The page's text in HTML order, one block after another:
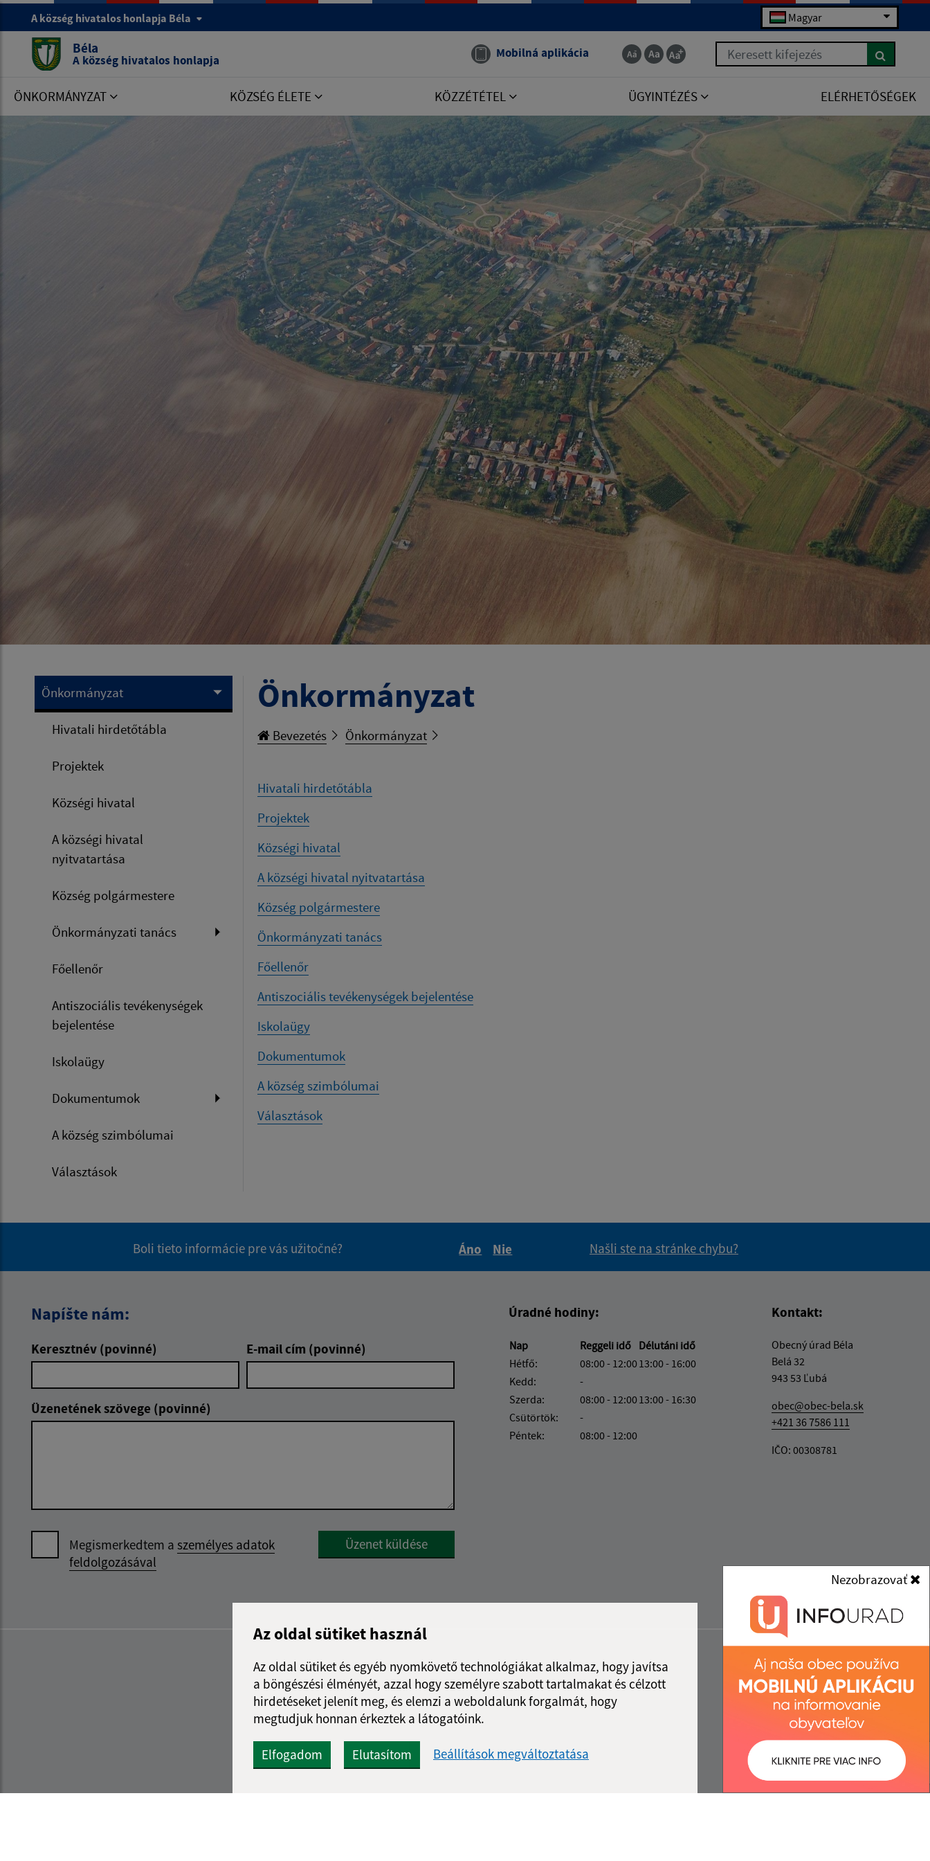
Az oldal sütiket használ
Az oldal sütiket és egyéb nyomkövető technológiákat alkalmaz, hogy javítsa
a böngészési élményét, azzal hogy személyre szabott tartalmakat és célzott
hirdetéseket jelenít meg, és elemzi a weboldalunk forgalmát, hogy
megtudjuk honnan érkeztek a látogatóink.
Elfogadom Elutasítom Beállítások megváltoztatása
Nezobrazovať
A község hivatalos honlapja Béla Magyar
Béla
A község hivatalos honlapja Mobilná aplikácia Keresett kifejezés
ÖNKORMÁNYZAT KÖZSÉG ÉLETE KÖZZÉTÉTEL ÜGYINTÉZÉS ELÉRHETŐSÉGEK
Önkormányzat
Hivatali hirdetőtábla
Projektek
Községi hivatal
A községi hivatal
nyitvatartása
Község polgármestere
Önkormányzati tanács
Főellenőr
Antiszociális tevékenységek
bejelentése
Iskolaügy
Dokumentumok
A község szimbólumai
Választások
Önkormányzat
Bevezetés Önkormányzat
Hivatali hirdetőtábla
Projektek
Községi hivatal
A községi hivatal nyitvatartása
Község polgármestere
Önkormányzati tanács
Főellenőr
Antiszociális tevékenységek bejelentése
Iskolaügy
Dokumentumok
A község szimbólumai
Választások
Boli tieto informácie pre vás užitočné?
Áno
Nie
Našli ste na stránke chybu?
Napíšte nám:
Keresztnév (povinné) E-mail cím (povinné)
Üzenetének szövege (povinné)
Megismerkedtem a személyes adatok
feldolgozásával
Google reCaptcha Response
Üzenet küldése
Úradné hodiny:
Nap Reggeli idő Délutáni idő
Hétfő:
08:00 - 12:0013:00 - 16:00
Kedd:
-
Szerda:
08:00 - 12:0013:00 - 16:30
Csütörtök:
-
Péntek:
08:00 - 12:00
Kontakt:
Obecný úrad Béla
Belá 32
943 53 Ľubá
obec@obec-bela.sk
+421 36 7586 111
IČO: 00308781